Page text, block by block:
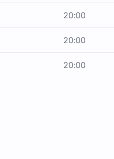
20:00
20:00
20:00